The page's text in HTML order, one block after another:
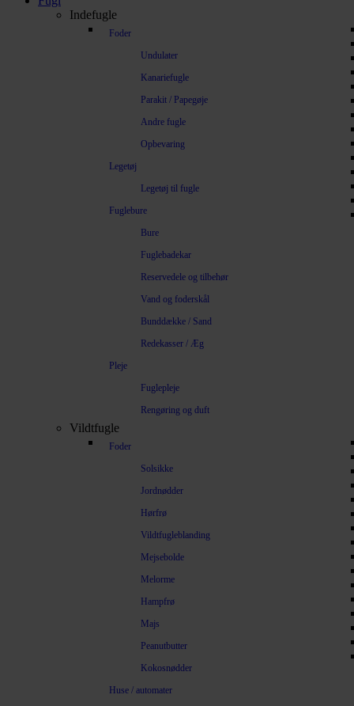
Indefugle
Foder
Undulater
Kanariefugle
Parakit / Papegøje
Andre fugle
Opbevaring
Legetøj
Legetøj til fugle
Fuglebure
Bure
Fuglebadekar
Reservedele og tilbehør
Vand og foderskål
Bunddække / Sand
Redekasser / Æg
Pleje
Fuglepleje
Rengøring og duft
Vildtfugle
Foder
Solsikke
Jordnødder
Hørfrø
Vildtfugleblanding
Mejsebolde
Melorme
Hampfrø
Majs
Peanutbutter
Kokosnødder
Huse / automater